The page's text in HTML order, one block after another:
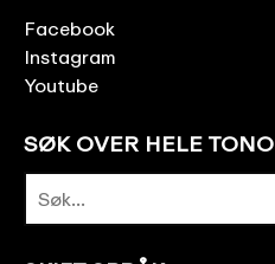
Facebook
Instagram
Youtube
SØK OVER HELE TONO